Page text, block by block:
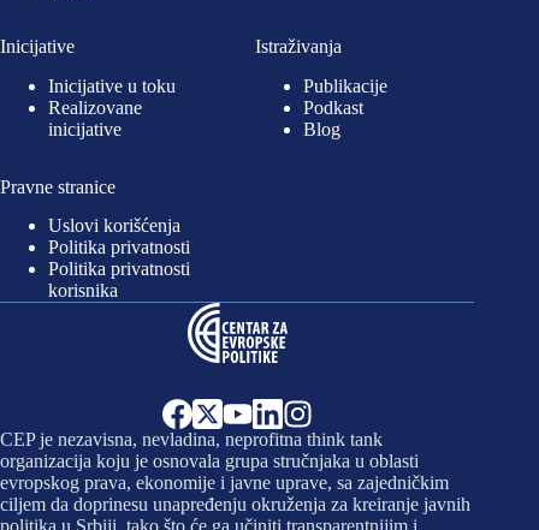
Inicijative
Inicijative u toku
Realizovane
inicijative
Istraživanja
Publikacije
Podkast
Blog
Pravne stranice
Uslovi korišćenja
Politika privatnosti
Politika privatnosti
korisnika
CEP je nezavisna, nevladina, neprofitna think tank
organizacija koju je osnovala grupa stručnjaka u oblasti
evropskog prava, ekonomije i javne uprave, sa zajedničkim
ciljem da doprinesu unapređenju okruženja za kreiranje javnih